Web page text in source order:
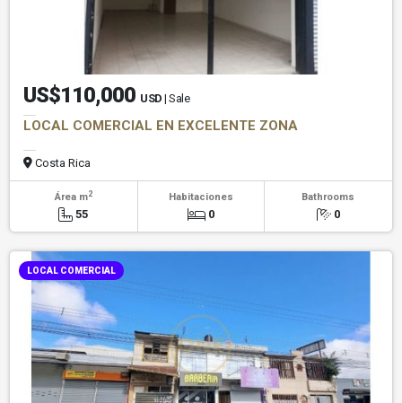
US$110,000 USD | Sale
LOCAL COMERCIAL EN EXCELENTE ZONA
Costa Rica
Área m2
55
Habitaciones
0
Bathrooms
0
LOCAL COMERCIAL